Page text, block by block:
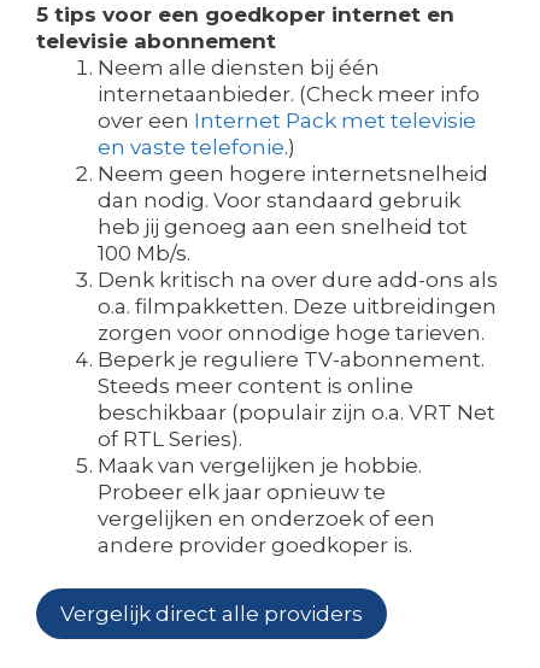
5 tips voor een goedkoper internet en
televisie abonnement
Neem alle diensten bij één
internetaanbieder. (Check meer info
over een Internet Pack met televisie
en vaste telefonie.)
Neem geen hogere internetsnelheid
dan nodig. Voor standaard gebruik
heb jij genoeg aan een snelheid tot
100 Mb/s.
Denk kritisch na over dure add-ons als
o.a. filmpakketten. Deze uitbreidingen
zorgen voor onnodige hoge tarieven.
Beperk je reguliere TV-abonnement.
Steeds meer content is online
beschikbaar (populair zijn o.a. VRT Net
of RTL Series).
Maak van vergelijken je hobbie.
Probeer elk jaar opnieuw te
vergelijken en onderzoek of een
andere provider goedkoper is.
Vergelijk direct alle providers